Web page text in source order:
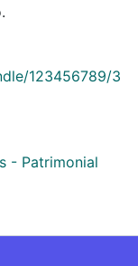
123456789/3
- Patrimonial